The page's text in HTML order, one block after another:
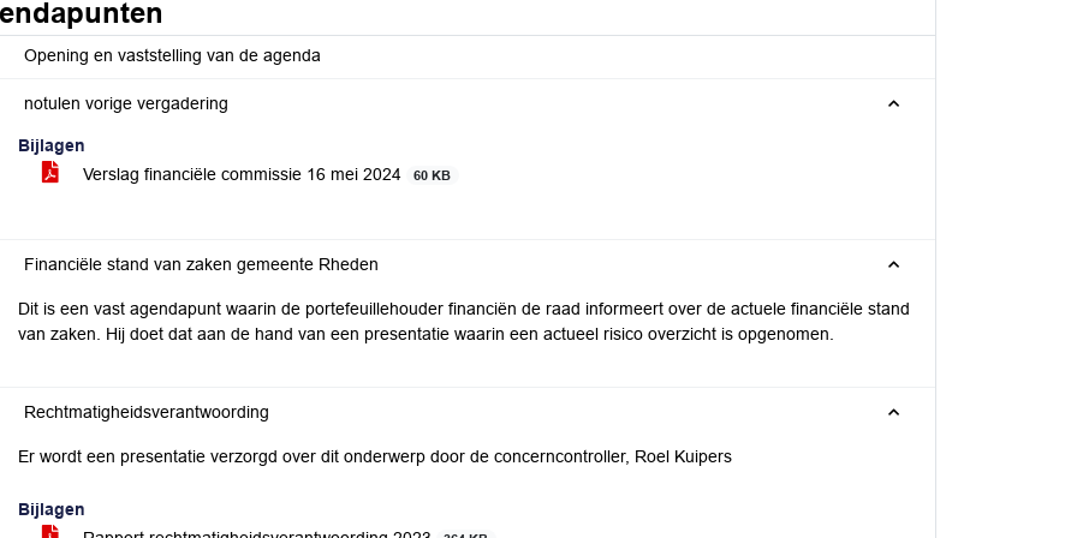
Opening en vaststelling van de agenda
notulen vorige vergadering
Bijlagen
Verslag financiële commissie 16 mei 2024
60 KB
Financiële stand van zaken gemeente Rheden
Dit is een vast agendapunt waarin de portefeuillehouder financiën de raad informeert over de actuele financiële stand
van zaken. Hij doet dat aan de hand van een presentatie waarin een actueel risico overzicht is opgenomen.
Rechtmatigheidsverantwoording
Er wordt een presentatie verzorgd over dit onderwerp door de concerncontroller, Roel Kuipers
Bijlagen